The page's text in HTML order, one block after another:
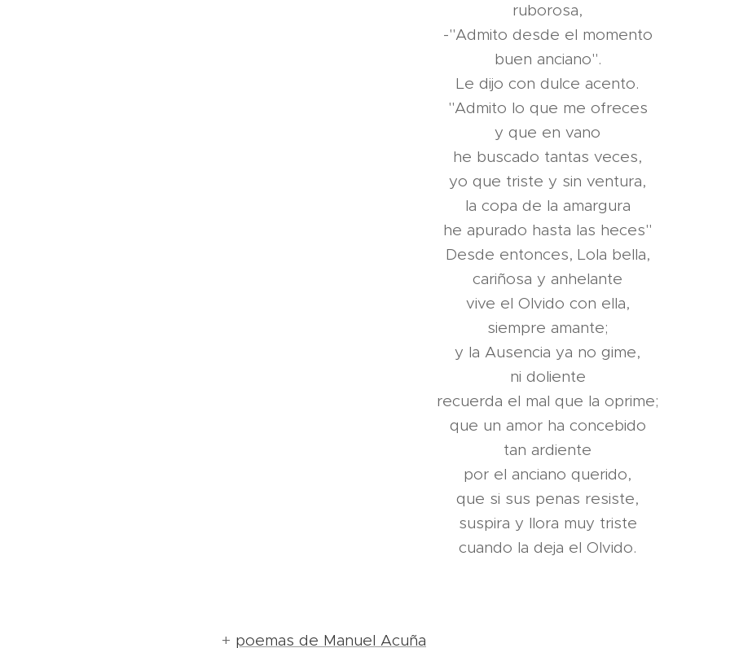
ruborosa,
-"Admito desde el momento
buen anciano".
Le dijo con dulce acento.
"Admito lo que me ofreces
y que en vano
he buscado tantas veces,
yo que triste y sin ventura,
la copa de la amargura
he apurado hasta las heces"
Desde entonces, Lola bella,
cariñosa y anhelante
vive el Olvido con ella,
siempre amante;
y la Ausencia ya no gime,
ni doliente
recuerda el mal que la oprime;
que un amor ha concebido
tan ardiente
por el anciano querido,
que si sus penas resiste,
suspira y llora muy triste
cuando la deja el Olvido.
+ poemas de Manuel Acuña